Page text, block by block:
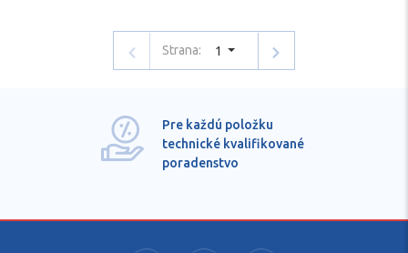
Strana: 1
Pre každú položku
technické kvalifikované
poradenstvo